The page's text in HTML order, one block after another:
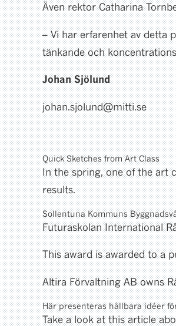
Även rektor Catharina
– Vi har erfarenhet av detta
tänkande och
Johan Sjölund
johan.sjolund@mitti.se
Quick Sketches from Art Class
In the spring, one of the art
results.
Sollentuna Kommuns
Futuraskolan International
This award is awarded to a
Altira Förvaltning AB owns
Här presenteras hållbara idéer
Take a look at this article